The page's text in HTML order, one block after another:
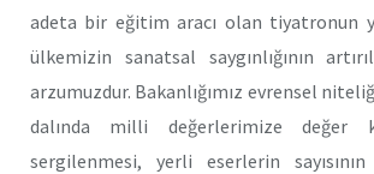
adeta bir eğitim aracı olan tiyatronun
ülkemizin sanatsal saygınlığının
arzumuzdur. Bakanlığımız evrensel
dalında milli değerlerimize değer
sergilenmesi, yerli eserlerin